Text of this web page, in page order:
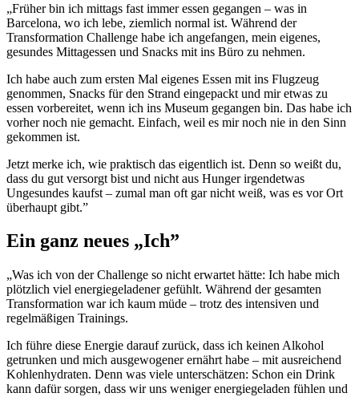
„Früher bin ich mittags fast immer essen gegangen – was in
Barcelona, wo ich lebe, ziemlich normal ist. Während der
Transformation Challenge habe ich angefangen, mein eigenes,
gesundes Mittagessen und Snacks mit ins Büro zu nehmen.
Ich habe auch zum ersten Mal eigenes Essen mit ins Flugzeug
genommen, Snacks für den Strand eingepackt und mir etwas zu
essen vorbereitet, wenn ich ins Museum gegangen bin. Das habe ich
vorher noch nie gemacht. Einfach, weil es mir noch nie in den Sinn
gekommen ist.
Jetzt merke ich, wie praktisch das eigentlich ist. Denn so weißt du,
dass du gut versorgt bist und nicht aus Hunger irgendetwas
Ungesundes kaufst – zumal man oft gar nicht weiß, was es vor Ort
überhaupt gibt.”
Ein ganz neues „Ich”
„Was ich von der Challenge so nicht erwartet hätte: Ich habe mich
plötzlich viel energiegeladener gefühlt. Während der gesamten
Transformation war ich kaum müde – trotz des intensiven und
regelmäßigen Trainings.
Ich führe diese Energie darauf zurück, dass ich keinen Alkohol
getrunken und mich ausgewogener ernährt habe – mit ausreichend
Kohlenhydraten. Denn was viele unterschätzen: Schon ein Drink
kann dafür sorgen, dass wir uns weniger energiegeladen fühlen und